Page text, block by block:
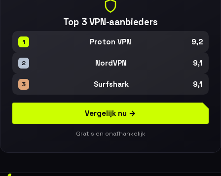
Top 3 VPN-aanbieders
1 Proton VPN 9,2
2 NordVPN 9,1
3 Surfshark 9,1
Vergelijk nu →
Gratis en onafhankelijk